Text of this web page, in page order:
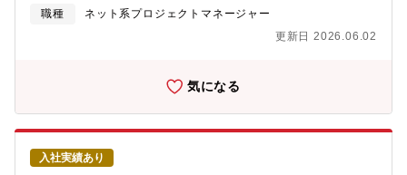
となっています。目指す姿を実現するにあたっては、シミュレー
なサービス提供の実現、安価な単眼カメラ以外の選択肢の模索な
組んでいただける仲間を募集いたします。【業務のやりがい】●自
動運転やスマートファクトリーなど、社会的意義の大きな開発テ
ーマに挑戦できる大都市の渋滞や、交通弱者問題など、自動運転
には社会課題の解消への期待が寄せられています。自動運転を世
界中に普及させるには様々な機能の進化が必要です。例えば、乗
員の状態を確認し車内で快適に過ごす機能など走行制御だけでは
職種
ネット系プロジェクトマネージャー
更新日 2026.06.02
気になる
入社実績あり